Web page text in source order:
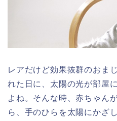
レアだけど効果抜群のおま
れた日に、太陽の光が部屋
よね。そんな時、赤ちゃん
ら、手のひらを太陽にかざ